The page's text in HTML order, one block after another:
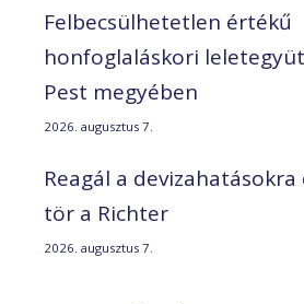
Felbecsülhetetlen értékű
honfoglaláskori
Pest megyében
2026. augusztus 7.
Reagál a
tör a Richter
2026. augusztus 7.